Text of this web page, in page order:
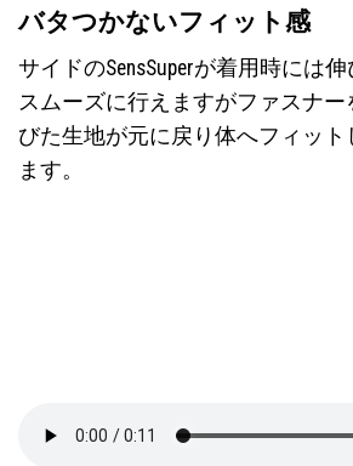
バタつかないフィット感
サイドのSensSuperが着用時には
スムーズに行えますがファスナ
びた生地が元に戻り体へフィッ
ます。